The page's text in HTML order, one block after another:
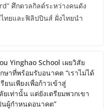
ศึกดวลกิลด์ระหว่างคนดัง
ทยและฟิลิปปินส์ ฝั่งไทยนำ
Yinghao School เผยวิสัย
ษาที่พร้อมรับอนาคต “เราไม่ได้
ยนเพียงเพื่อก้าวเข้าสู่
เท่านั้น แต่ยังเตรียมพวกเขา
นผู้กำหนดอนาคต”